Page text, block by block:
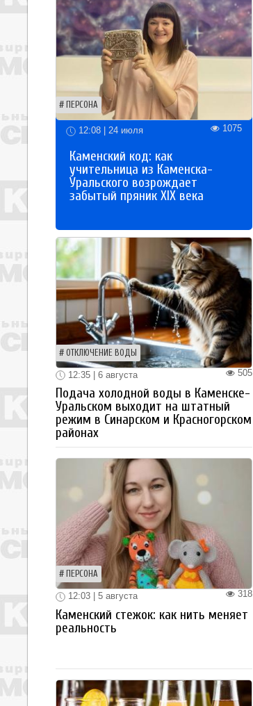
ПЕРСОНА
12:08 | 24 июля 1075
Каменский код: как
учительница из Каменска-
Уральского возрождает
забытый пряник XIX века
ОТКЛЮЧЕНИЕ ВОДЫ
505
12:35 | 6 августа
Подача холодной воды в Каменске-
Уральском выходит на штатный
режим в Синарском и Красногорском
районах
ПЕРСОНА
318
12:03 | 5 августа
Каменский стежок: как нить меняет
реальность